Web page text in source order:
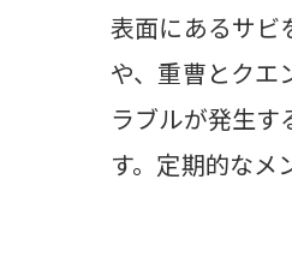
表面にあるサビ
や、重曹とクエ
ラブルが発生す
す。定期的なメ